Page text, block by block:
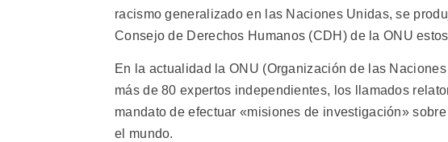
racismo generalizado en las Naciones Unidas, se
Consejo de Derechos Humanos (CDH) de la ONU
En la actualidad la ONU (Organización de las
más de 80 expertos independientes, los llamados
mandato de efectuar «misiones de investigación»
el mundo.